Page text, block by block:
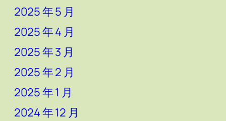
2025 年 5 月
2025 年 4 月
2025 年 3 月
2025 年 2 月
2025 年 1 月
2024 年 12 月